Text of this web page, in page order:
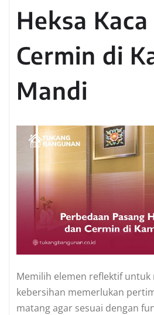
Heksa
Cermin di
Mandi
Memilih elemen reflektif
kebersihan memerlukan
matang agar sesuai dengan